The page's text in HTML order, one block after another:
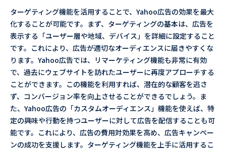
ターゲティング機能を活用することで、Yahoo広告の効果を最大
化することが可能です。まず、ターゲティングの基本は、広告を
表示する「ユーザー層や地域、デバイス」を詳細に設定すること
です。これにより、広告が適切なオーディエンスに届きやすくな
ります。Yahoo広告では、リマーケティング機能も非常に有効
で、過去にウェブサイトを訪れたユーザーに再度アプローチする
ことができます。この機能を利用すれば、潜在的な顧客を逃さ
ず、コンバージョン率を向上させることができるでしょう。ま
た、Yahoo広告の「カスタムオーディエンス」機能を使えば、特
定の興味や行動を持つユーザーに対して広告を配信することも可
能です。これにより、広告の費用対効果を高め、広告キャンペー
ンの成功を支援します。ターゲティング機能を上手に活用するこ